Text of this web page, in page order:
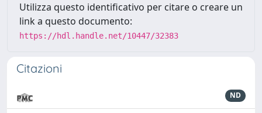
Utilizza questo identificativo per citare o creare un
link a questo documento:
https://hdl.handle.net/10447/32383
Citazioni
ND